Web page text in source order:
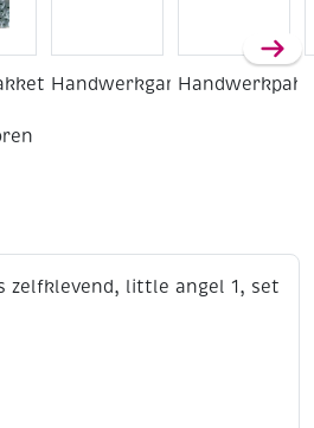
Handwerkgarens